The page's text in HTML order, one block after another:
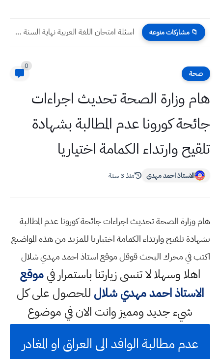
📁 مشاركات منوعه اسئلة امتحان اللغة العربية نهاية السنة ٢٠٢٣ الرابع الابتدائي
صحة
0
هام وزارة الصحة تحديث اجراءات
جائحة كورونا عدم المطالبة بشهادة
تلقيح وارتداء الكمامة اختياريا
الاستاذ احمد مهدي منذ 3 سنة
هام وزارة الصحة تحديث اجراءات جائحة كورونا عدم المطالبة
بشهادة تلقيح وارتداء الكمامة اختياريا للمزيد من هذه المواضيع
اكتب في محرك البحث قوقل موقع استاذ احمد مهدي شلال
اهلا وسهلالا تنسى زيارتنا باستمرار فيموقع
الاستاذ احمد مهدي شلال للحصول على كل
شيء جديد ومميز وانت الان في موضوع
عدم مطالبة الوافد الى العراق او المغادر